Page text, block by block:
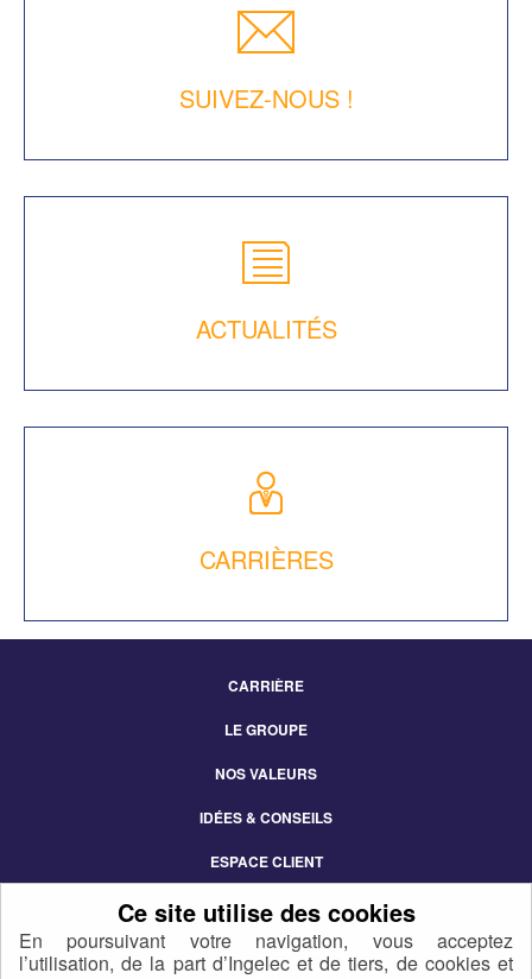
En poursuivant votre navigation, vous acceptez
l’utilisation, de la part d’Ingelec et de tiers, de cookies et
SUIVEZ-NOUS !
ACTUALITÉS
CARRIÈRES
CARRIÈRE
LE GROUPE
NOS VALEURS
IDÉES & CONSEILS
ESPACE CLIENT
CONTACT